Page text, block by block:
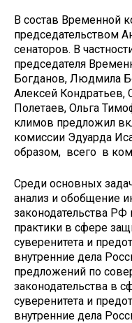
В состав Временной
председательством
сенаторов. В
председателя
Богданов, Людмила
Алексей
Полетаев, Ольга
климов предложил
комиссии Эдуарда
образом, всего в
Среди основных
анализ и обобщение
законодательства
практики в сфере
суверенитета и
внутренние дела
предложений по
законодательства в
суверенитета и
внутренние дела